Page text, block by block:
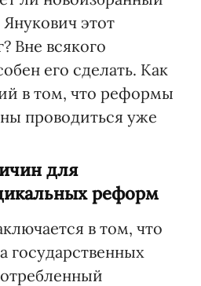
этот
Вне всякого
его сделать. Как
в том, что реформы
проводиться уже
для
реформ
в том, что
государственных